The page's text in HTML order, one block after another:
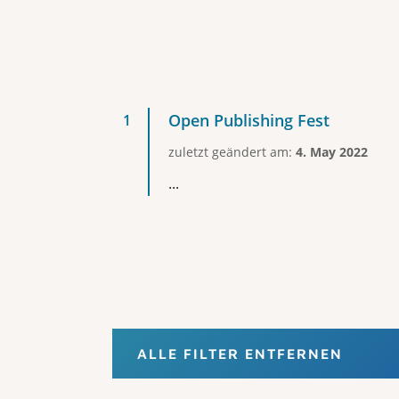
Open Publishing Fest
zuletzt geändert am: 4. May 2022
...
ALLE FILTER ENTFERNEN